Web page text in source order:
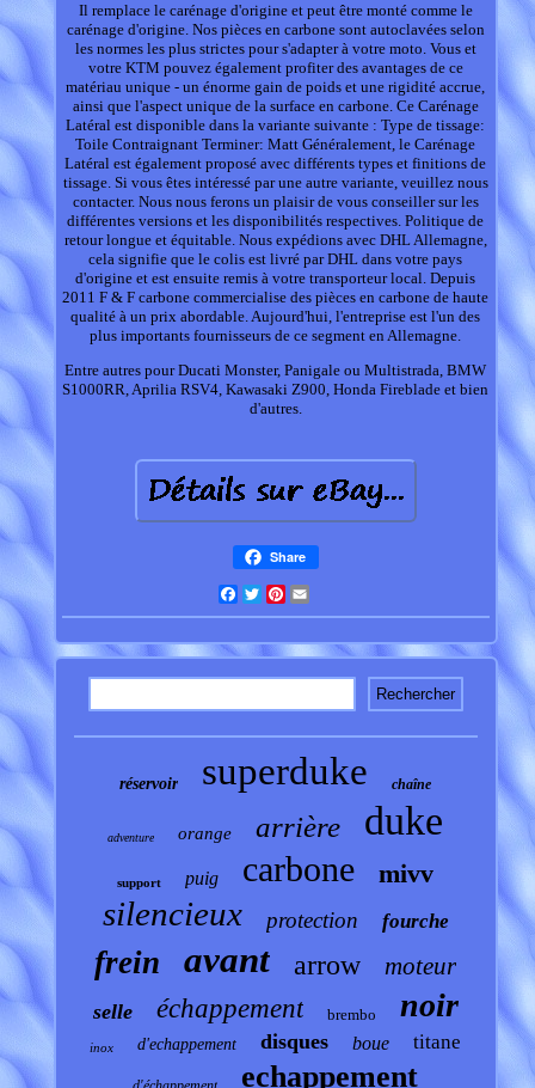
Il remplace le carénage d'origine et peut être monté comme le
carénage d'origine. Nos pièces en carbone sont autoclavées selon
les normes les plus strictes pour s'adapter à votre moto. Vous et
votre KTM pouvez également profiter des avantages de ce
matériau unique - un énorme gain de poids et une rigidité accrue,
ainsi que l'aspect unique de la surface en carbone. Ce Carénage
Latéral est disponible dans la variante suivante : Type de tissage:
Toile Contraignant Terminer: Matt Généralement, le Carénage
Latéral est également proposé avec différents types et finitions de
tissage. Si vous êtes intéressé par une autre variante, veuillez nous
contacter. Nous nous ferons un plaisir de vous conseiller sur les
différentes versions et les disponibilités respectives. Politique de
retour longue et équitable. Nous expédions avec DHL Allemagne,
cela signifie que le colis est livré par DHL dans votre pays
d'origine et est ensuite remis à votre transporteur local. Depuis
2011 F & F carbone commercialise des pièces en carbone de haute
qualité à un prix abordable. Aujourd'hui, l'entreprise est l'un des
plus importants fournisseurs de ce segment en Allemagne.
Entre autres pour Ducati Monster, Panigale ou Multistrada, BMW
S1000RR, Aprilia RSV4, Kawasaki Z900, Honda Fireblade et bien
d'autres.
Share
Facebook
TwitterPinterest
réservoir superduke chaîne
adventure orange arrière duke
support puig carbone mivv
silencieux protection fourche
frein avant arrow moteur
selle échappement brembo noir
inox d'echappement disques boue titane
echappement